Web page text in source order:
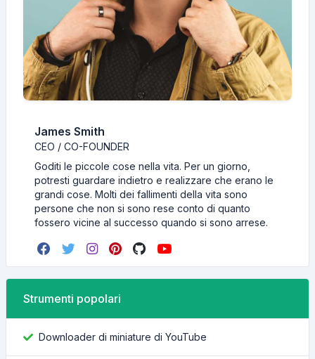
James Smith
CEO / CO-FOUNDER
Goditi le piccole cose nella vita. Per un giorno,
potresti guardare indietro e realizzare che erano le
grandi cose. Molti dei fallimenti della vita sono
persone che non si sono rese conto di quanto
fossero vicine al successo quando si sono arrese.
Strumenti popolari
Downloader di miniature di YouTube